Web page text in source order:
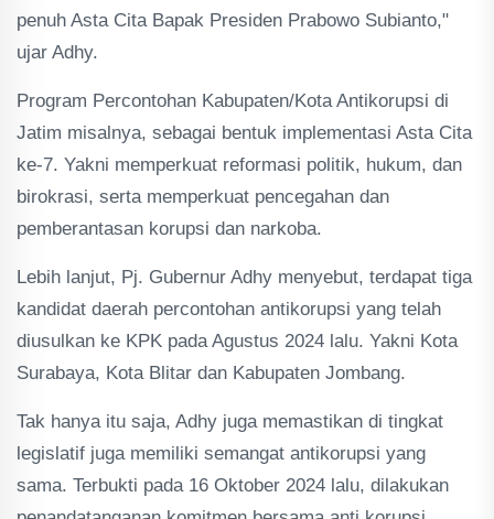
penuh Asta Cita Bapak Presiden Prabowo Subianto,"
ujar Adhy.
Program Percontohan Kabupaten/Kota Antikorupsi di
Jatim misalnya, sebagai bentuk implementasi Asta Cita
ke-7. Yakni memperkuat reformasi politik, hukum, dan
birokrasi, serta memperkuat pencegahan dan
pemberantasan korupsi dan narkoba.
Lebih lanjut, Pj. Gubernur Adhy menyebut, terdapat tiga
kandidat daerah percontohan antikorupsi yang telah
diusulkan ke KPK pada Agustus 2024 lalu. Yakni Kota
Surabaya, Kota Blitar dan Kabupaten Jombang.
Tak hanya itu saja, Adhy juga memastikan di tingkat
legislatif juga memiliki semangat antikorupsi yang
sama. Terbukti pada 16 Oktober 2024 lalu, dilakukan